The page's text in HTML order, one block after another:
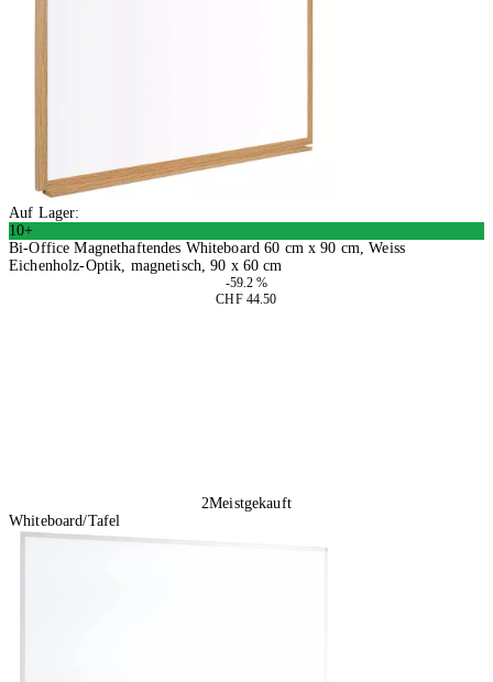
Auf Lager:
10+
Bi-Office Magnethaftendes Whiteboard 60 cm x 90 cm, Weiss
Eichenholz-Optik, magnetisch, 90 x 60 cm
-59.2 %
CHF 44.50
2Meistgekauft
Whiteboard/Tafel